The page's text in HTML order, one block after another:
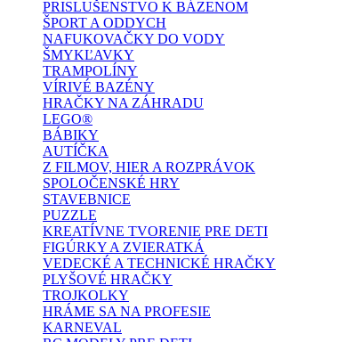
PRISLUŠENSTVO K BÁZENOM
ŠPORT A ODDYCH
NAFUKOVAČKY DO VODY
ŠMYKĽAVKY
TRAMPOLÍNY
VÍRIVÉ BAZÉNY
HRAČKY NA ZÁHRADU
LEGO®
BÁBIKY
AUTÍČKA
Z FILMOV, HIER A ROZPRÁVOK
SPOLOČENSKÉ HRY
STAVEBNICE
PUZZLE
KREATÍVNE TVORENIE PRE DETI
FIGÚRKY A ZVIERATKÁ
VEDECKÉ A TECHNICKÉ HRAČKY
PLYŠOVÉ HRAČKY
TROJKOLKY
HRÁME SA NA PROFESIE
KARNEVAL